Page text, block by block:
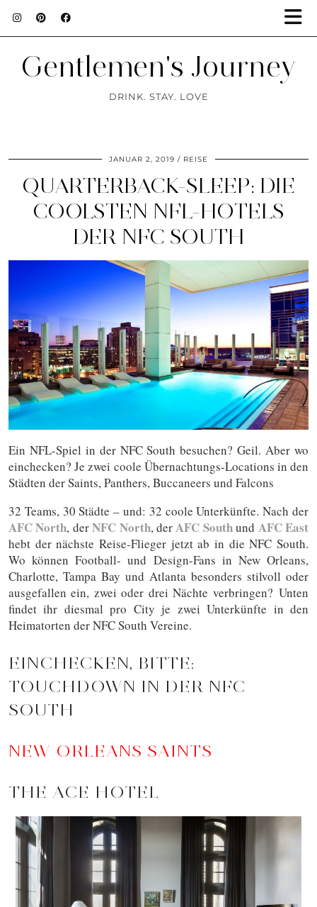
Gentlemen's Journey
DRINK. STAY. LOVE
JANUAR 2, 2019 REISE
QUARTERBACK-SLEEP: DIE
COOLSTEN NFL-HOTELS
DER NFC SOUTH
Ein NFL-Spiel in der NFC South besuchen? Geil. Aber wo
einchecken? Je zwei coole Übernachtungs-Locations in den
Städten der Saints, Panthers, Buccaneers und Falcons
32 Teams, 30 Städte – und: 32 coole Unterkünfte. Nach der
AFC North, derNFC North, derAFC Southund AFC East
hebt der nächste Reise-Flieger jetzt ab in die NFC South.
Wo können Football- und Design-Fans in New Orleans,
Charlotte, Tampa Bay und Atlanta besonders stilvoll oder
ausgefallen ein, zwei oder drei Nächte verbringen? Unten
findet ihr diesmal pro City je zwei Unterkünfte in den
Heimatorten der NFC South Vereine.
EINCHECKEN, BITTE:
TOUCHDOWN IN DER NFC
SOUTH
NEW ORLEANS SAINTS
THE ACE HOTEL